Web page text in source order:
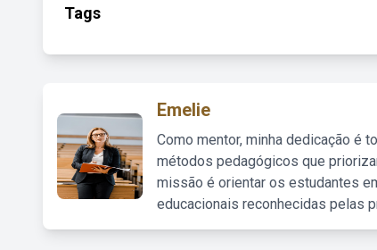
Tags
Emelie
Como mentor, minha dedicação é
métodos pedagógicos que
missão é orientar os estudantes
educacionais reconhecidas pelas